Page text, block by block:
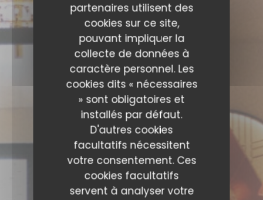
partenaires utilisent des
cookies sur ce site,
pouvant impliquer la
collecte de données à
caractère personnel. Les
cookies dits « nécessaires
» sont obligatoires et
installés par défaut.
D'autres cookies
facultatifs nécessitent
votre consentement. Ces
cookies facultatifs
servent à analyser votre